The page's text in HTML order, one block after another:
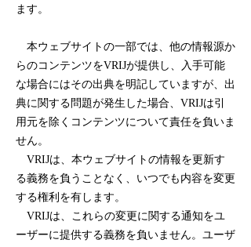
ます。
本ウェブサイトの一部では、他の情報源か
らのコンテンツをVRIJが提供し、入手可能
な場合にはその出典を明記していますが、出
典に関する問題が発生した場合、VRIJは引
用元を除くコンテンツについて責任を負いま
せん。
VRIJは、本ウェブサイトの情報を更新す
る義務を負うことなく、いつでも内容を変更
する権利を有します。
VRIJは、これらの変更に関する通知をユ
ーザーに提供する義務を負いません。ユーザ